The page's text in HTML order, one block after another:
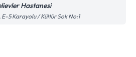
Hastanesi
5 Karayolu / Kültür Sok No:1